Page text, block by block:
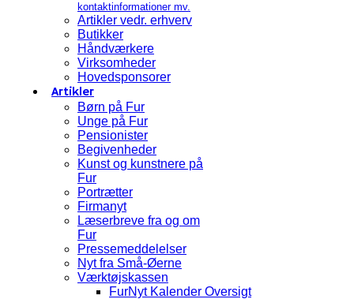
kontaktinformationer mv.
Artikler vedr. erhverv
Butikker
Håndværkere
Virksomheder
Hovedsponsorer
Artikler
Børn på Fur
Unge på Fur
Pensionister
Begivenheder
Kunst og kunstnere på
Fur
Portrætter
Firmanyt
Læserbreve fra og om
Fur
Pressemeddelelser
Nyt fra Små-Øerne
Værktøjskassen
FurNyt Kalender Oversigt